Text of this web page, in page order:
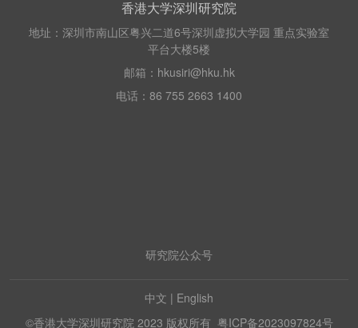
香港大学深圳研究院
地址：深圳市南山区粤兴二道6号深圳虚拟大学园 重点实验室
平台大楼5楼
邮箱：hkusiri@hku.hk
电话：86 755 2663 1400
研究院公众号
中文 | English
©香港大学深圳研究院 2023 版权所有 粤ICP备2023097824号